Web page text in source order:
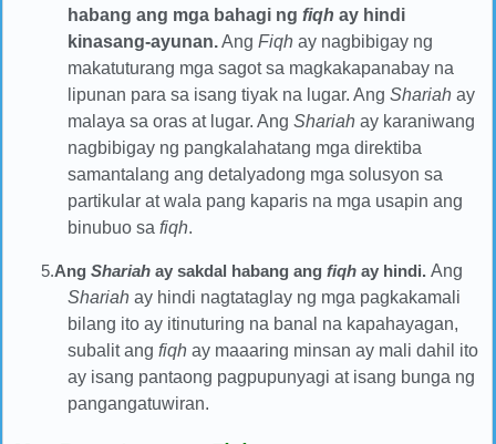
habang ang mga bahagi ng fiqh ay hindi
kinasang-ayunan.Ang Fiqh ay nagbibigay ng
makatuturang mga sagot sa magkakapanabay na
lipunan para sa isang tiyak na lugar. Ang Shariah ay
malaya sa oras at lugar. Ang Shariah ay karaniwang
nagbibigay ng pangkalahatang mga direktiba
samantalang ang detalyadong mga solusyon sa
partikular at wala pang kaparis na mga usapin ang
binubuo sa fiqh.
5.Ang Shariah ay sakdal habang ang fiqh ay hindi. Ang
Shariah ay hindi nagtataglay ng mga pagkakamali
bilang ito ay itinuturing na banal na kapahayagan,
subalit ang fiqh ay maaaring minsan ay mali dahil ito
ay isang pantaong pagpupunyagi at isang bunga ng
pangangatuwiran.